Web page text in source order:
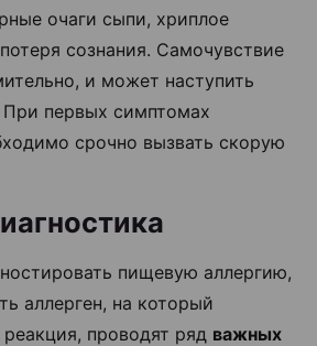
очаги сыпи, хриплое
сознания. Самочувствие
и может наступить
первых симптомах
срочно вызвать скорую
пищевую аллергию,
аллерген, на который
проводят ряд важных